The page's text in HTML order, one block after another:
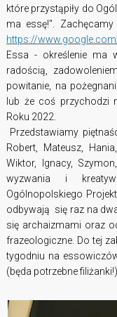
które przystąpiły do
ma essę!".
https://
Essa - określenie ma
radością,
powitanie, na
lub że coś przychodzi
Roku 2022.
Przedstawiamy
Robert, Mateusz,
Wiktor, Ignacy,
wyzwania i
Ogólnopolskiego
odbywają się raz na
się archaizmami oraz
frazeologiczne. Do tej
tygodniu na
(będa potrzebne